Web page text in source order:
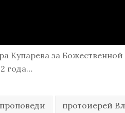
Купарева за
года…
проповеди протоиерей